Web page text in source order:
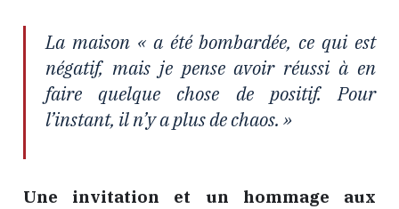
La maison « a été bombardée, ce qui est
négatif, mais je pense avoir réussi à en
faire quelque chose de positif. Pour
l’instant, il n’y a plus de chaos. »
Une invitation et un hommage aux